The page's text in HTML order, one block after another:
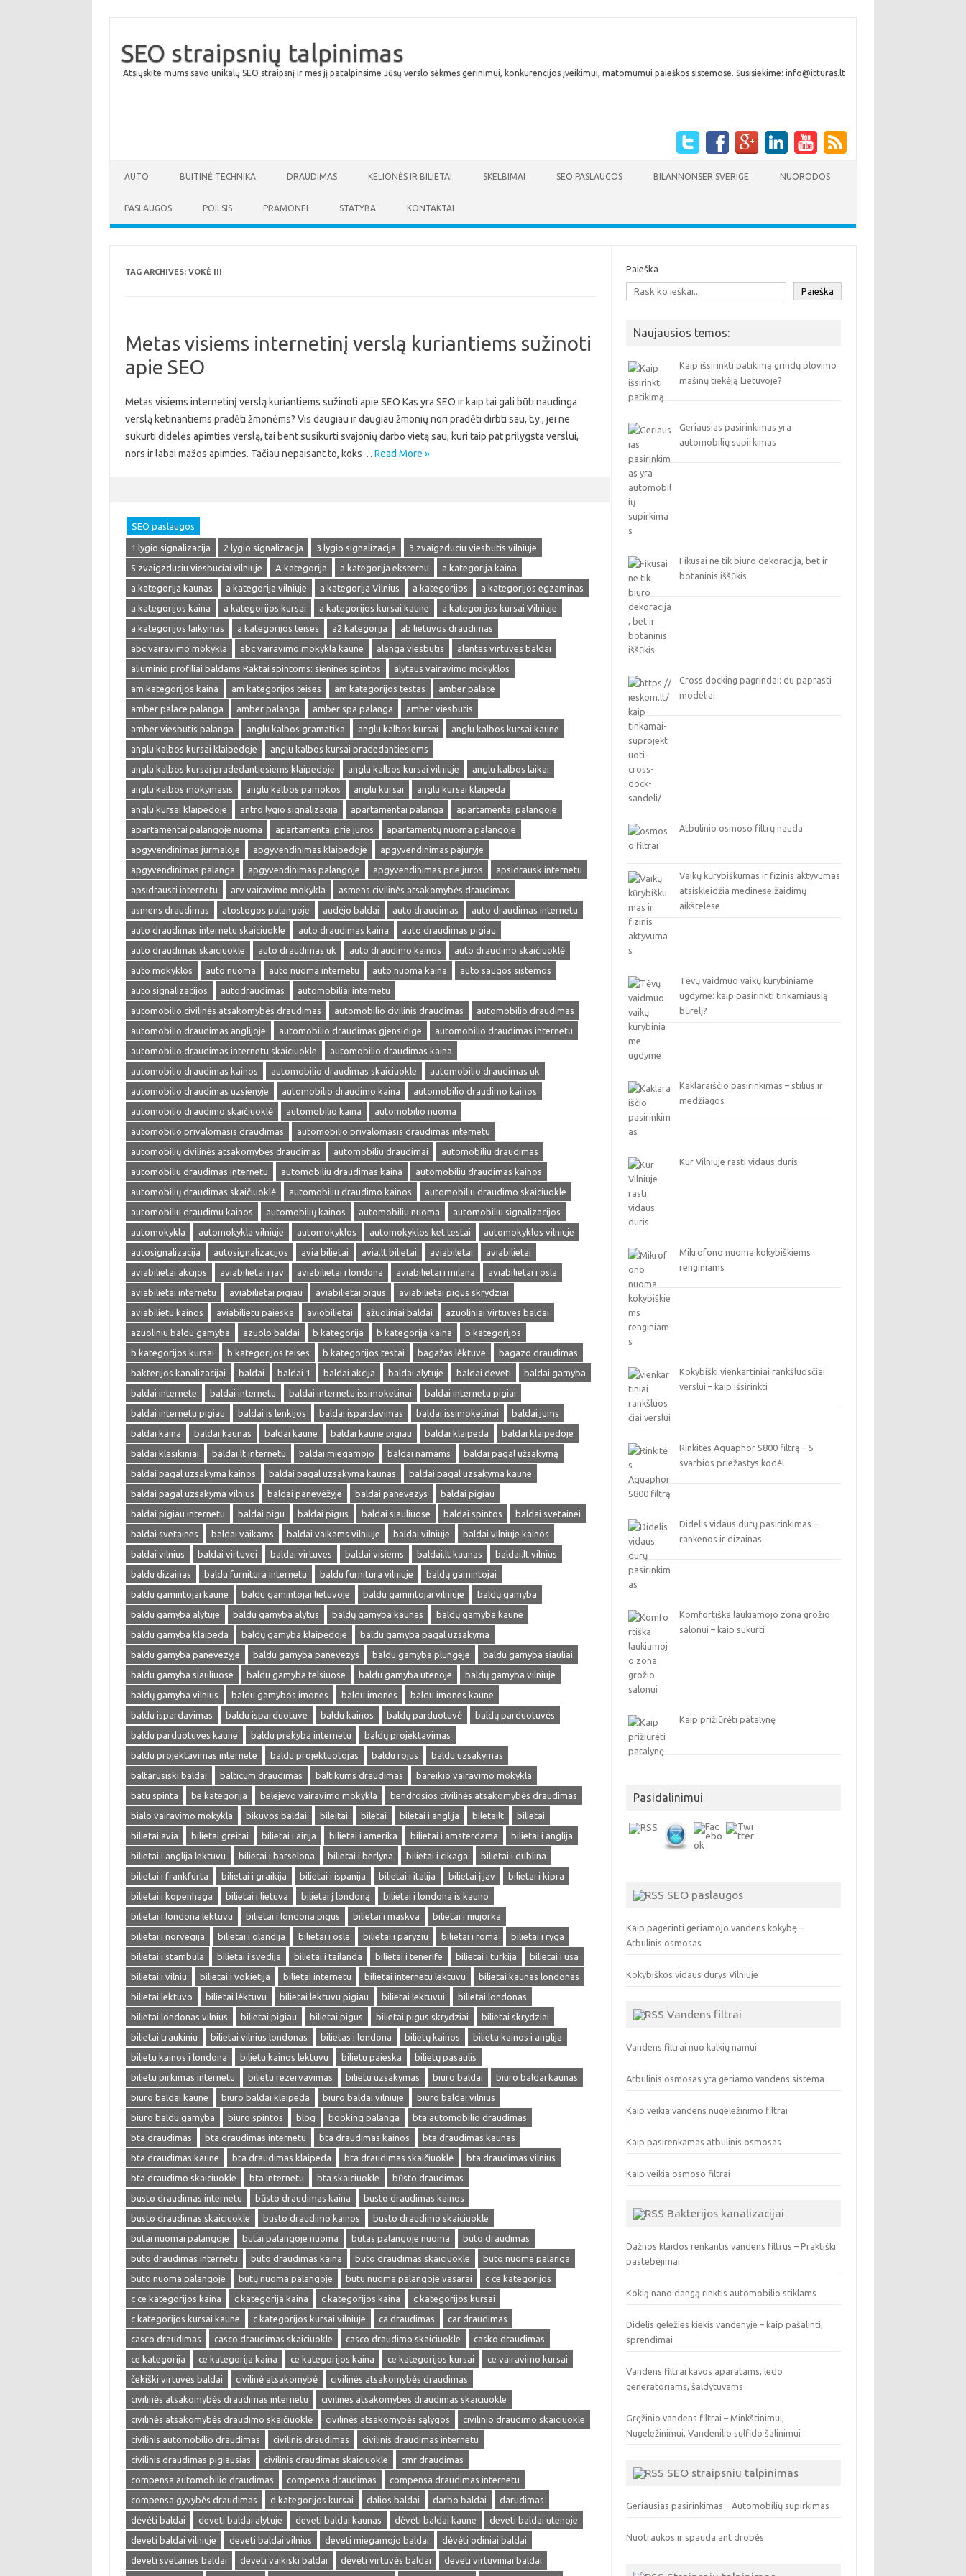
SEO straipsnių talpinimas
Atsiųskite mums savo unikalų SEO straipsnį ir mes jį patalpinsime Jūsų verslo sėkmės gerinimui, konkurencijos įveikimui, matomumui paieškos sistemose. Susisiekime: info@itturas.lt
AUTO BUITINĖ TECHNIKA DRAUDIMAS KELIONĖS IR BILIETAI SKELBIMAI SEO PASLAUGOS BILANNONSER SVERIGE NUORODOS
PASLAUGOS POILSIS PRAMONEI STATYBA KONTAKTAI
TAG ARCHIVES: VOKĖ III
Metas visiems internetinį verslą kuriantiems sužinoti
apie SEO
Metas visiems internetinį verslą kuriantiems sužinoti apie SEO Kas yra SEO ir kaip tai gali būti naudinga
verslą ketinantiems pradėti žmonėms? Vis daugiau ir daugiau žmonių nori pradėti dirbti sau, t.y., jei ne
sukurti didelės apimties verslą, tai bent susikurti svajonių darbo vietą sau, kuri taip pat prilygsta verslui,
nors ir labai mažos apimties. Tačiau nepaisant to, koks… Read More »
SEO paslaugos
1 lygio signalizacija 2 lygio signalizacija 3 lygio signalizacija
3 zvaigzduciu viesbutis vilniuje
5 zvaigzduciu viesbuciai vilniuje
A kategorija a kategorija eksternu
a kategorija kaina
a kategorija kaunas
a kategorija vilniuje a kategorija Vilnius a kategorijos
a kategorijos egzaminas
a kategorijos kaina
a kategorijos kursai a kategorijos kursai kaune
a kategorijos kursai Vilniuje
a kategorijos laikymas
a kategorijos teises a2 kategorija
ab lietuvos draudimas
abc vairavimo mokykla
abc vairavimo mokykla kaune alanga viesbutis
alantas virtuves baldai
aliuminio profiliai baldams Raktai spintoms: sieninės spintos
alytaus vairavimo mokyklos
am kategorijos kaina
am kategorijos teises am kategorijos testas
amber palace
amber palace palanga
amber palanga amber spa palanga
amber viesbutis
amber viesbutis palanga
anglu kalbos gramatika anglu kalbos kursai
anglu kalbos kursai kaune
anglu kalbos kursai klaipedoje
anglu kalbos kursai pradedantiesiems
anglu kalbos kursai pradedantiesiems klaipedoje
anglu kalbos kursai vilniuje
anglu kalbos laikai
anglu kalbos mokymasis
anglu kalbos pamokos anglu kursai
anglu kursai klaipeda
anglu kursai klaipedoje
antro lygio signalizacija apartamentai palanga
apartamentai palangoje
apartamentai palangoje nuoma
apartamentai prie juros
apartamentų nuoma palangoje
apgyvendinimas jurmaloje
apgyvendinimas klaipedoje
apgyvendinimas pajuryje
apgyvendinimas palanga
apgyvendinimas palangoje apgyvendinimas prie juros
apsidrausk internetu
apsidrausti internetu
arv vairavimo mokykla
asmens civilinės atsakomybės draudimas
asmens draudimas
atostogos palangoje audėjo baldai auto draudimas
auto draudimas internetu
auto draudimas internetu skaiciuokle
auto draudimas kaina
auto draudimas pigiau
auto draudimas skaiciuokle
auto draudimas uk auto draudimo kainos
auto draudimo skaičiuoklė
auto mokyklos
auto nuoma auto nuoma internetu auto nuoma kaina
auto saugos sistemos
auto signalizacijos
autodraudimas
automobiliai internetu
automobilio civilinės atsakomybės draudimas
automobilio civilinis draudimas
automobilio draudimas
automobilio draudimas anglijoje
automobilio draudimas gjensidige
automobilio draudimas internetu
automobilio draudimas internetu skaiciuokle
automobilio draudimas kaina
automobilio draudimas kainos
automobilio draudimas skaiciuokle
automobilio draudimas uk
automobilio draudimas uzsienyje
automobilio draudimo kaina
automobilio draudimo kainos
automobilio draudimo skaičiuoklė
automobilio kaina
automobilio nuoma
automobilio privalomasis draudimas
automobilio privalomasis draudimas internetu
automobilių civilinės atsakomybės draudimas
automobiliu draudimai
automobiliu draudimas
automobiliu draudimas internetu
automobiliu draudimas kaina
automobiliu draudimas kainos
automobilių draudimas skaičiuoklė
automobiliu draudimo kainos
automobiliu draudimo skaiciuokle
automobiliu draudimu kainos
automobilių kainos automobiliu nuoma
automobiliu signalizacijos
automokykla
automokykla vilniuje automokyklos automokyklos ket testai
automokyklos vilniuje
autosignalizacija
autosignalizacijos avia bilietai avia.lt bilietai aviabiletai
aviabilietai
aviabilietai akcijos
aviabilietai i jav aviabilietai i londona aviabilietai i milana
aviabilietai i osla
aviabilietai internetu
aviabilietai pigiau aviabilietai pigus
aviabilietai pigus skrydziai
aviabilietu kainos
aviabilietu paieska aviobilietai ąžuoliniai baldai
azuoliniai virtuves baldai
azuoliniu baldu gamyba
azuolo baldai b kategorija b kategorija kaina
b kategorijos
b kategorijos kursai
b kategorijos teises b kategorijos testai bagažas lėktuve
bagazo draudimas
bakterijos kanalizacijai
baldai baldai 1 baldai akcija baldai alytuje baldai deveti
baldai gamyba
baldai internete
baldai internetu baldai internetu issimoketinai
baldai internetu pigiai
baldai internetu pigiau
baldai is lenkijos baldai ispardavimas baldai issimoketinai
baldai jums
baldai kaina
baldai kaunas baldai kaune baldai kaune pigiau baldai klaipeda
baldai klaipedoje
baldai klasikiniai
baldai lt internetu baldai miegamojo baldai namams
baldai pagal užsakymą
baldai pagal uzsakyma kainos
baldai pagal uzsakyma kaunas
baldai pagal uzsakyma kaune
baldai pagal uzsakyma vilnius
baldai panevėžyje baldai panevezys
baldai pigiau
baldai pigiau internetu
baldai pigu baldai pigus baldai siauliuose baldai spintos
baldai svetainei
baldai svetaines
baldai vaikams baldai vaikams vilniuje baldai vilniuje
baldai vilniuje kainos
baldai vilnius
baldai virtuvei baldai virtuves baldai visiems baldai.lt kaunas
baldai.lt vilnius
baldu dizainas
baldu furnitura internetu baldu furnitura vilniuje
baldų gamintojai
baldu gamintojai kaune
baldu gamintojai lietuvoje baldu gamintojai vilniuje
baldų gamyba
baldu gamyba alytuje
baldu gamyba alytus baldų gamyba kaunas
baldų gamyba kaune
baldu gamyba klaipeda
baldų gamyba klaipėdoje
baldu gamyba pagal uzsakyma
baldu gamyba panevezyje
baldu gamyba panevezys baldu gamyba plungeje
baldu gamyba siauliai
baldu gamyba siauliuose
baldu gamyba telsiuose baldu gamyba utenoje
baldų gamyba vilniuje
baldų gamyba vilnius
baldu gamybos imones baldu imones
baldu imones kaune
baldu ispardavimas
baldu isparduotuve baldu kainos baldų parduotuvė
baldų parduotuvės
baldu parduotuves kaune
baldu prekyba internetu
baldų projektavimas
baldu projektavimas internete
baldu projektuotojas baldu rojus
baldu uzsakymas
baltarusiski baldai
balticum draudimas baltikums draudimas
bareikio vairavimo mokykla
batu spinta
be kategorija belejevo vairavimo mokykla
bendrosios civilinės atsakomybės draudimas
bialo vairavimo mokykla
bikuvos baldai bileitai biletai biletai i anglija biletailt
bilietai
bilietai avia
bilietai greitai bilietai i airija bilietai i amerika bilietai i amsterdama
bilietai i anglija
bilietai i anglija lektuvu
bilietai i barselona bilietai i berlyna bilietai i cikaga
bilietai i dublina
bilietai i frankfurta
bilietai i graikija bilietai i ispanija bilietai i italija bilietai į jav
bilietai i kipra
bilietai i kopenhaga
bilietai i lietuva bilietai į londoną
bilietai i londona is kauno
bilietai i londona lektuvu
bilietai i londona pigus bilietai i maskva
bilietai i niujorka
bilietai i norvegija
bilietai i olandija bilietai i osla bilietai i paryziu bilietai i roma
bilietai i ryga
bilietai i stambula
bilietai i svedija bilietai i tailanda bilietai i tenerife bilietai i turkija
bilietai i usa
bilietai i vilniu
bilietai i vokietija bilietai internetu bilietai internetu lektuvu
bilietai kaunas londonas
bilietai lektuvo
bilietai lėktuvu bilietai lektuvu pigiau bilietai lektuvui
bilietai londonas
bilietai londonas vilnius
bilietai pigiau bilietai pigus bilietai pigus skrydziai
bilietai skrydziai
bilietai traukiniu
bilietai vilnius londonas bilietas i londona bilietų kainos
bilietu kainos i anglija
bilietu kainos i londona
bilietu kainos lektuvu bilietu paieska
bilietų pasaulis
bilietu pirkimas internetu
bilietu rezervavimas bilietu uzsakymas biuro baldai
biuro baldai kaunas
biuro baldai kaune
biuro baldai klaipeda biuro baldai vilniuje
biuro baldai vilnius
biuro baldu gamyba
biuro spintos blog booking palanga
bta automobilio draudimas
bta draudimas
bta draudimas internetu bta draudimas kainos
bta draudimas kaunas
bta draudimas kaune
bta draudimas klaipeda bta draudimas skaičiuoklė
bta draudimas vilnius
bta draudimo skaiciuokle
bta internetu bta skaiciuokle
būsto draudimas
busto draudimas internetu
būsto draudimas kaina
busto draudimas kainos
busto draudimas skaiciuokle
busto draudimo kainos
busto draudimo skaiciuokle
butai nuomai palangoje
butai palangoje nuoma butas palangoje nuoma
buto draudimas
buto draudimas internetu
buto draudimas kaina buto draudimas skaiciuokle
buto nuoma palanga
buto nuoma palangoje
butų nuoma palangoje butu nuoma palangoje vasarai
c ce kategorijos
c ce kategorijos kaina
c kategorija kaina c kategorijos kaina
c kategorijos kursai
c kategorijos kursai kaune
c kategorijos kursai vilniuje ca draudimas
car draudimas
casco draudimas
casco draudimas skaiciuokle casco draudimo skaiciuokle
casko draudimas
ce kategorija
ce kategorija kaina ce kategorijos kaina ce kategorijos kursai
ce vairavimo kursai
čekiški virtuvės baldai
civilinė atsakomybė
civilinės atsakomybės draudimas
civilinės atsakomybės draudimas internetu
civilines atsakomybes draudimas skaiciuokle
civilinės atsakomybės draudimo skaičiuoklė
civilinės atsakomybės sąlygos
civilinio draudimo skaiciuokle
civilinis automobilio draudimas
civilinis draudimas
civilinis draudimas internetu
civilinis draudimas pigiausias
civilinis draudimas skaiciuokle
cmr draudimas
compensa automobilio draudimas
compensa draudimas
compensa draudimas internetu
compensa gyvybės draudimas
d kategorijos kursai dalios baldai darbo baldai
darudimas
dėvėti baldai
deveti baldai alytuje deveti baldai kaunas dėvėti baldai kaune
deveti baldai utenoje
deveti baldai vilniuje
deveti baldai vilnius deveti miegamojo baldai
dėvėti odiniai baldai
deveti svetaines baldai
deveti vaikiski baldai dėvėti virtuvės baldai
deveti virtuviniai baldai
Paieška
Paieška
Naujausios temos:
Kaip išsirinkti patikimą grindų plovimo
mašinų tiekėją Lietuvoje?
Geriausias pasirinkimas yra
automobilių supirkimas
Fikusai ne tik biuro dekoracija, bet ir
botaninis iššūkis
Cross docking pagrindai: du paprasti
modeliai
Atbulinio osmoso filtrų nauda
Vaikų kūrybiškumas ir fizinis aktyvumas
atsiskleidžia medinėse žaidimų
aikštelėse
Tėvų vaidmuo vaikų kūrybiniame
ugdyme: kaip pasirinkti tinkamiausią
būrelį?
Kaklaraiščio pasirinkimas – stilius ir
medžiagos
Kur Vilniuje rasti vidaus duris
Mikrofono nuoma kokybiškiems
renginiams
Kokybiški vienkartiniai rankšluosčiai
verslui – kaip išsirinkti
Rinkitės Aquaphor S800 filtrą – 5
svarbios priežastys kodėl
Didelis vidaus durų pasirinkimas –
rankenos ir dizainas
Komfortiška laukiamojo zona grožio
salonui – kaip sukurti
Kaip prižiūrėti patalynę
Pasidalinimui
SEO paslaugos
Kaip pagerinti geriamojo vandens kokybę –
Atbulinis osmosas
Kokybiškos vidaus durys Vilniuje
Vandens filtrai
Vandens filtrai nuo kalkių namui
Atbulinis osmosas yra geriamo vandens sistema
Kaip veikia vandens nugeležinimo filtrai
Kaip pasirenkamas atbulinis osmosas
Kaip veikia osmoso filtrai
Bakterijos kanalizacijai
Dažnos klaidos renkantis vandens filtrus – Praktiški
pastebėjimai
Kokią nano dangą rinktis automobilio stiklams
Didelis geležies kiekis vandenyje – kaip pašalinti,
sprendimai
Vandens filtrai kavos aparatams, ledo
generatoriams, šaldytuvams
Gręžinio vandens filtrai – Minkštinimui,
Nugeležinimui, Vandenilio sulfido šalinimui
SEO straipsniu talpinimas
Geriausias pasirinkimas – Automobilių supirkimas
Nuotraukos ir spauda ant drobės